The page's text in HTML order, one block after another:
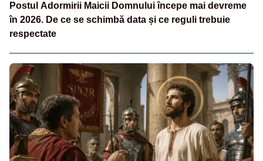
Postul Adormirii Maicii Domnului începe mai devreme
în 2026. De ce se schimbă data și ce reguli trebuie
respectate